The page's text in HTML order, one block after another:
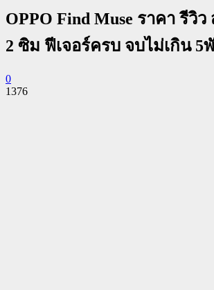
OPPO Find Muse ราคา รีวิ
2 ซิม ฟีเจอร์ครบ จบไม่เกิน 5
0
1376